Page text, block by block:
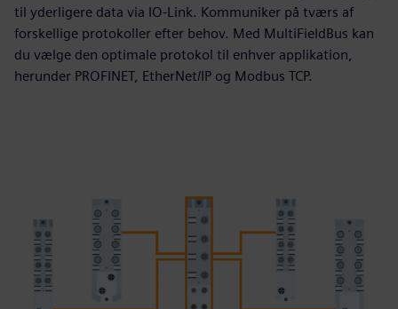
til yderligere data via IO‑Link. Kommuniker på tværs af
forskellige protokoller efter behov. Med MultiFieldBus kan
du vælge den optimale protokol til enhver applikation,
herunder PROFINET, EtherNet/IP og Modbus TCP.